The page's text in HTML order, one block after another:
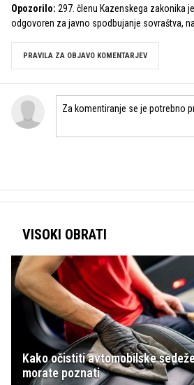
Opozorilo: 297. členu Kazenskega zakonika
odgovoren za javno spodbujanje sovraštva,
PRAVILA ZA OBJAVO KOMENTARJEV
VISOKI OBRATI
Kako očistiti avtomobilske
morate poznati